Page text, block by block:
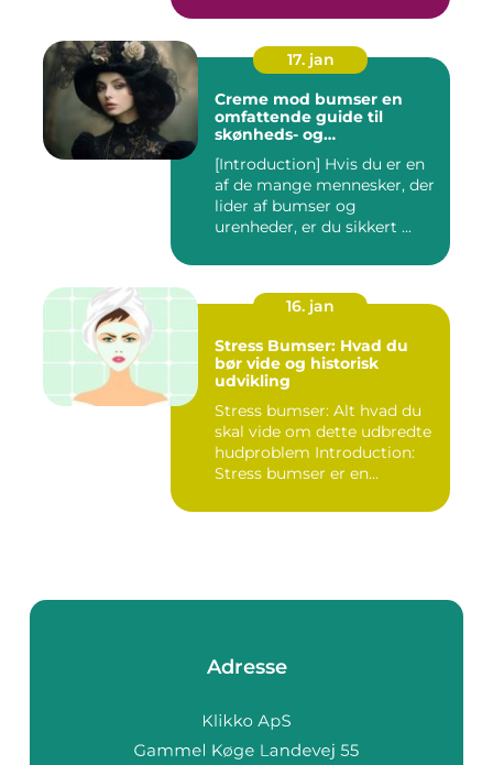
17. jan
Creme mod bumser en
omfattende guide til
skønheds- og
[Introduction] Hvis du er en
af de mange mennesker, der
lider af bumser og
urenheder, er du sikkert ...
16. jan
Stress Bumser: Hvad du
bør vide og historisk
udvikling
Stress bumser: Alt hvad du
skal vide om dette udbredte
hudproblem Introduction:
Stress bumser er en...
Adresse